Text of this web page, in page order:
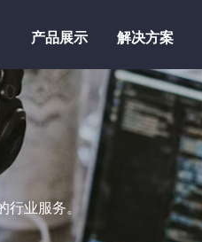
产品展示
产品展示
解决方案
解决方案
业服务。